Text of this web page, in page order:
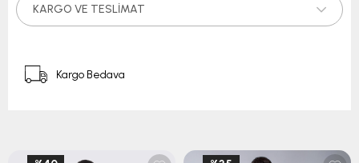
KARGO VE TESLIMAT
Kargo Bedava